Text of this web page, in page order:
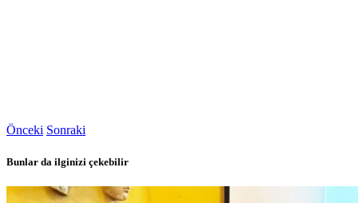
Önceki Sonraki
Bunlar da ilginizi çekebilir